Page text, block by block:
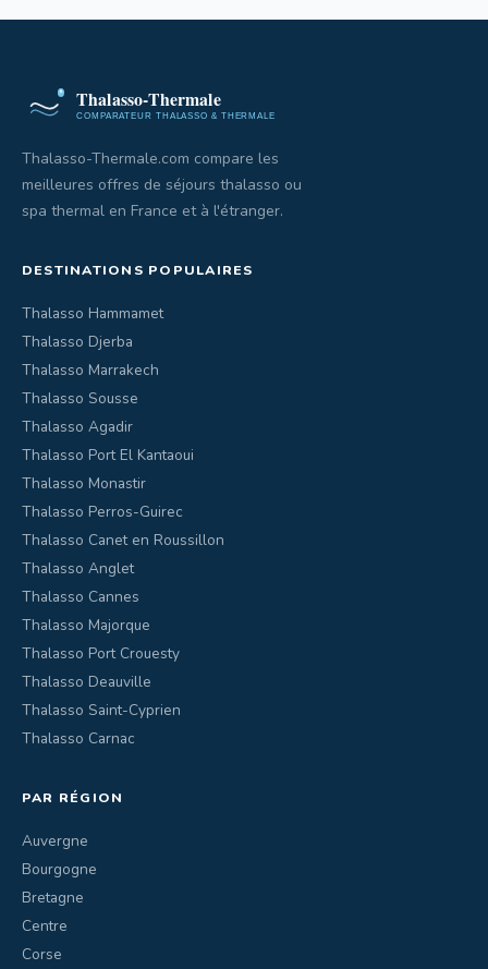
Thalasso-Thermale.com compare les
meilleures offres de séjours thalasso ou
spa thermal en France et à l'étranger.
DESTINATIONS POPULAIRES
Thalasso Hammamet
Thalasso Djerba
Thalasso Marrakech
Thalasso Sousse
Thalasso Agadir
Thalasso Port El Kantaoui
Thalasso Monastir
Thalasso Perros-Guirec
Thalasso Canet en Roussillon
Thalasso Anglet
Thalasso Cannes
Thalasso Majorque
Thalasso Port Crouesty
Thalasso Deauville
Thalasso Saint-Cyprien
Thalasso Carnac
PAR RÉGION
Auvergne
Bourgogne
Bretagne
Centre
Corse